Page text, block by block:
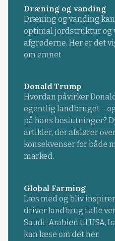
Dræning og vanding
Dræning og vanding
optimal jordstruktur og
afgrøderne. Her er det
om emnet.
Donald Trump
Hvordan påvirker
egentlig landbruget –
på hans beslutninger?
artikler, der afslører
konsekvenser for både
marked.
Global Farming
Læs med og bliv
driver landbrug i alle
Saudi-Arabien til USA,
kan læse om det her.